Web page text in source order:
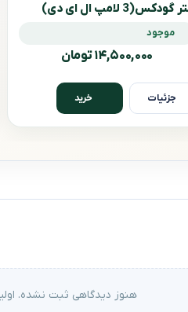
متر گودکس(3 لامپ ال ای دی)
Godox LST60
موجود
۱۴,۵۰۰,۰۰۰ تومان
جزئیات خرید
هنوز دیدگاهی ثبت نشده.